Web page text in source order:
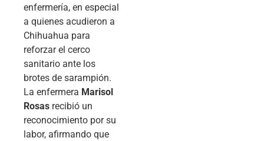
enfermería, en especial
a quienes acudieron a
Chihuahua para
reforzar el cerco
sanitario ante los
brotes de sarampión.
La enfermera Marisol
Rosas recibió un
reconocimiento por su
labor, afirmando que